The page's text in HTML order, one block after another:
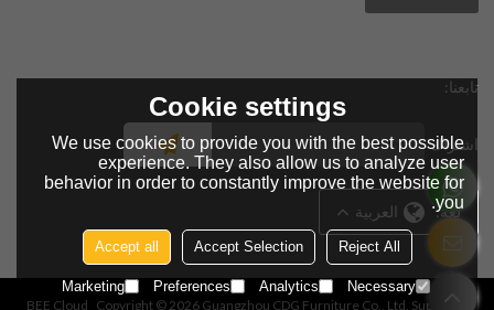
تابعنا:
اشتراك
لغة: العربية
Copyright © 2026 Guangzhou CDG Furniture Co., Ltd. Support By
BEE Cloud
Cookie settings
We use cookies to provide you with the best possible
experience. They also allow us to analyze user
behavior in order to constantly improve the website for
you.
Reject All
Accept Selection
Accept all
Necessary
Analytics
Preferences
Marketing